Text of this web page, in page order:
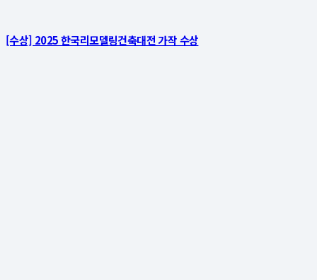
[수상] 2025 한국리모델링건축대전 가작 수상